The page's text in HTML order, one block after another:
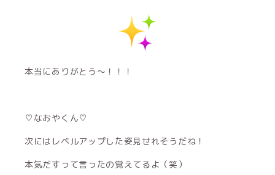
本当にありがとう～！！！
♡なおやくん♡
次にはレベルアップした姿見せれそうだね！
本気だすって言ったの覚えてるよ（笑）